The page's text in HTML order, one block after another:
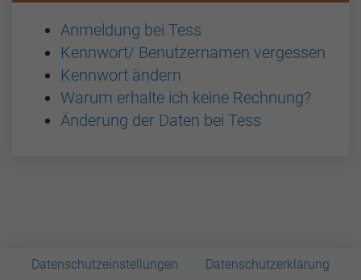
Anmeldung bei Tess
Kennwort/ Benutzernamen vergessen
Kennwort ändern
Warum erhalte ich keine Rechnung?
Änderung der Daten bei Tess
Datenschutzeinstellungen Datenschutzerklärung